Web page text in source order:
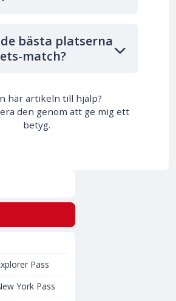
bästa platserna
match?
här artikeln till hjälp?
den genom att ge mig ett
betyg.
Pass
York Pass